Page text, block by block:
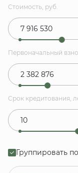
Стоимость, руб.
Первоначальный
Срок кредитования,
Группировать